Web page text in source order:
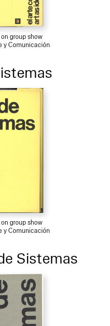
group show
y Comunicación
group show
y Comunicación
Sistemas